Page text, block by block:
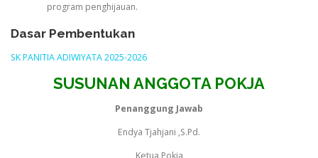
program penghijauan.
Dasar Pembentukan
SK PANITIA ADIWIYATA 2025-2026
SUSUNAN ANGGOTA POKJA
Penanggung Jawab
Endya Tjahjani ,S.Pd.
Ketua Pokja